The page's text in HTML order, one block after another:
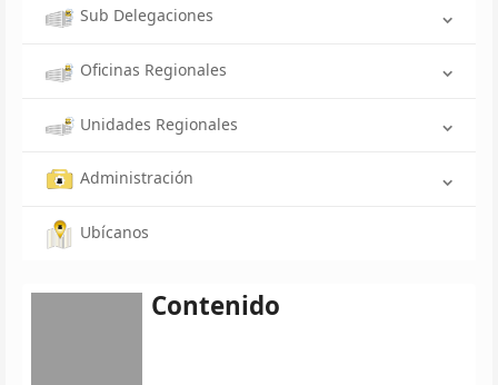
Sub Delegaciones
Oficinas Regionales
Unidades Regionales
Administración
Ubícanos
Contenido